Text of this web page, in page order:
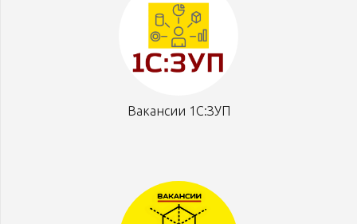
Вакансии 1С:ЗУП